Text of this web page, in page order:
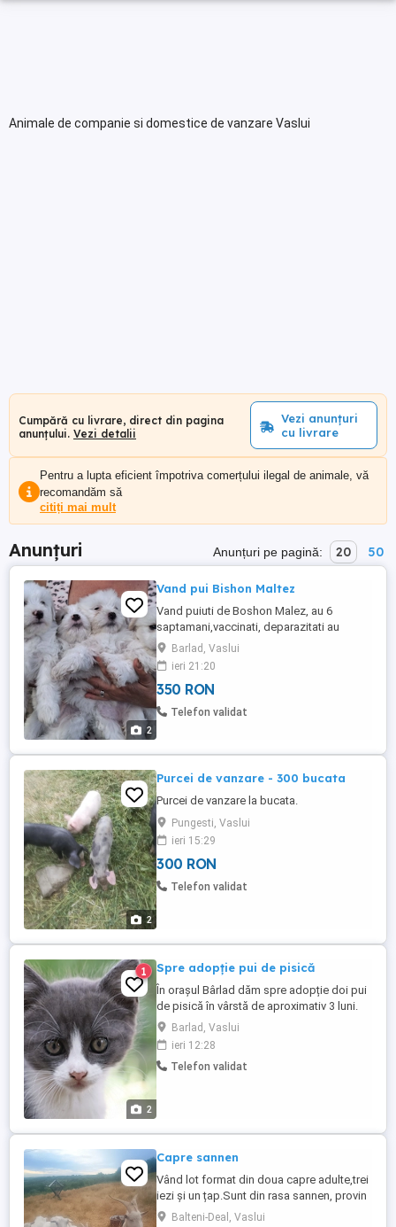
Animale de companie si domestice de vanzare Vaslui
Cumpără cu livrare, direct din pagina
anunțului. Vezi detalii
Vezi anunțuri
cu livrare
Pentru a lupta eficient împotriva comerțului ilegal de animale, vă
recomandăm să
citiți mai mult
Anunțuri Anunțuri pe pagină: 20 50
2
Vand pui Bishon Maltez
Vand puiuti de Boshon Malez, au 6
saptamani,vaccinati, deparazitati au
carnetel de sanatate. Barlad, judetul
Vaslui. Pret 350 lei
Barlad, Vaslui
ieri 21:20
350 RON
Telefon validat
2
Purcei de vanzare - 300 bucata
Purcei de vanzare la bucata.
Pungesti, Vaslui
ieri 15:29
300 RON
Telefon validat
2
1 Spre adopție pui de pisică
În orașul Bârlad dăm spre adopție doi pui
de pisică în vârstă de aproximativ 3 luni.
Barlad, Vaslui
ieri 12:28
Telefon validat
Capre sannen
Vând lot format din doua capre adulte,trei
iezi și un țap.Sunt din rasa sannen, provin
din linie genetică bună fiind cumpărate de
Balteni-Deal, Vaslui